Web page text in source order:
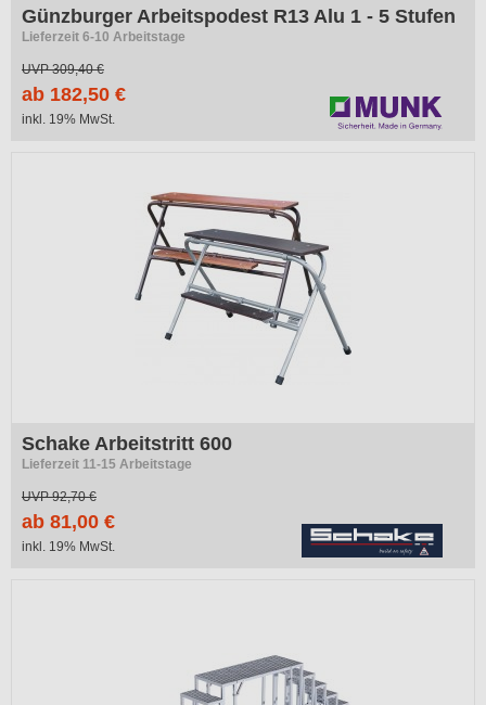
Günzburger Arbeitspodest R13 Alu 1 - 5 Stufen
Lieferzeit 6-10 Arbeitstage
UVP309,40 €
ab 182,50 €
inkl. 19% MwSt.
Schake Arbeitstritt 600
Lieferzeit 11-15 Arbeitstage
UVP92,70 €
ab 81,00 €
inkl. 19% MwSt.